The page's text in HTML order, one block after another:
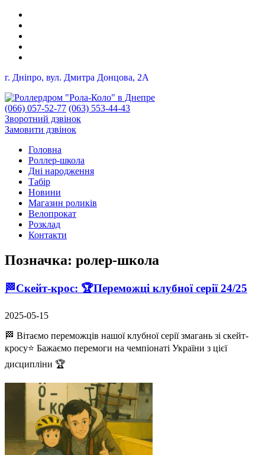
г. Дніпро, вул. Дмитра Донцова, 2A
(066) 057-52-77 (063) 553-44-43
Зворотний дзвінок
Замовити дзвінок
Головна
Роллер-школа
Дні народження
Табір
Новини
Магазин роликів
Велопрокат
Розклад
Контакти
Позначка: ролер-школа
🏁Скейт-крос: 🏆Переможці клубної серії 24/25
2025-05-15
🏁 Вітаємо переможців нашої клубної серії змагань зі скейт-
кросу⭐ Бажаємо перемоги на чемпіонаті України з цієї
дисципліни 🏆